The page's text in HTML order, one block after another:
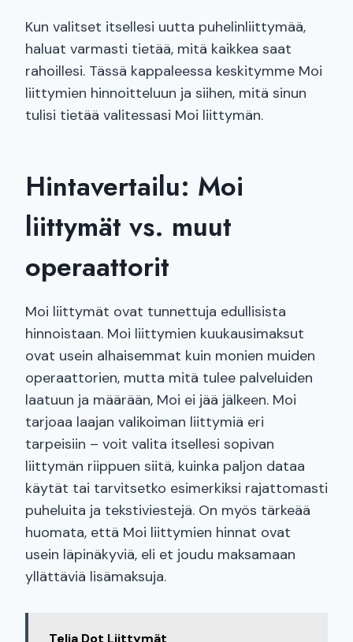
Kun valitset itsellesi uutta puhelinliittymää,
haluat varmasti tietää, mitä kaikkea saat
rahoillesi. Tässä kappaleessa keskitymme Moi
liittymien hinnoitteluun ja siihen, mitä sinun
tulisi tietää valitessasi Moi liittymän.
Hintavertailu: Moi
liittymät vs. muut
operaattorit
Moi liittymät ovat tunnettuja edullisista
hinnoistaan. Moi liittymien kuukausimaksut
ovat usein alhaisemmat kuin monien muiden
operaattorien, mutta mitä tulee palveluiden
laatuun ja määrään, Moi ei jää jälkeen. Moi
tarjoaa laajan valikoiman liittymiä eri
tarpeisiin – voit valita itsellesi sopivan
liittymän riippuen siitä, kuinka paljon dataa
käytät tai tarvitsetko esimerkiksi rajattomasti
puheluita ja tekstiviestejä. On myös tärkeää
huomata, että Moi liittymien hinnat ovat
usein läpinäkyviä, eli et joudu maksamaan
yllättäviä lisämaksuja.
Telia Dot Liittymät